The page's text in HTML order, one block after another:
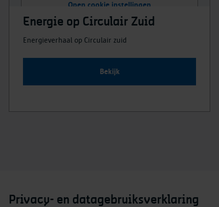
Open cookie instellingen
Energie op Circulair Zuid
Energieverhaal op Circulair zuid
Bekijk
Privacy- en datagebruiksverklaring